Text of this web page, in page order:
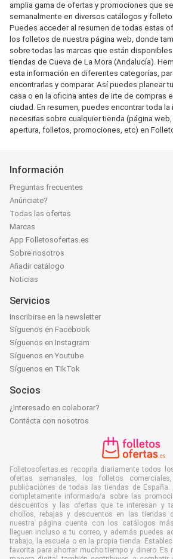
amplia gama de ofertas y promociones que
semanalmente en diversos catálogos y
Puedes acceder al resumen de todas estas
los folletos de nuestra página web, donde
sobre todas las marcas que están
tiendas de Cueva de La Mora (Andalucía).
esta información en diferentes categorías,
encontrarlas y comparar. Así puedes planear
casa o en la oficina antes de irte de compras
ciudad. En resumen, puedes encontrar toda
necesitas sobre cualquier tienda (página
apertura, folletos, promociones, etc) en
Información
Preguntas frecuentes
Anúnciate?
Todas las ofertas
Marcas
App Folletosofertas.es
Sobre nosotros
Añadir catálogo
Noticias
Servicios
Inscribirse en la newsletter
Síguenos en Facebook
Síguenos en Instagram
Síguenos en Youtube
Síguenos en TikTok
Socios
¿Interesado en colaborar?
Contácta con nosotros
Folletosofertas.es recopila diariamente todos
ofertas semanales, los folletos
publicaciones de todas las tiendas de España.
completamente informado/a sobre las
descuentos y las ofertas que te interesan y
chollos, rebajas y descuentos en las tiendas
nuestra página cuenta con los catálogos
lleguen incluso a tu correo, y además puedes
trabajo, la escuela o en la propia tienda.
favorita para ahorrar mucho tiempo y dinero. Es